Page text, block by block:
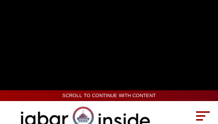
SCROLL TO CONTINUE WITH CONTENT